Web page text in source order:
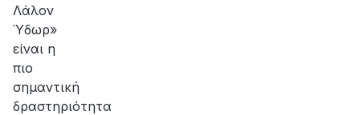
Λάλον
Ύδωρ»
είναι η
πιο
σημαντική
δραστηριότητα